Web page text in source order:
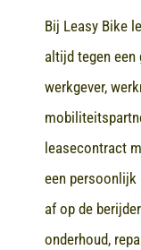
Bij Leasy Bike
altijd tegen
werkgever,
leasecontract
een persoonlijk
af op de
onderhoud,